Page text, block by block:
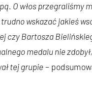
O włos przegraliśmy
wskazać jakieś
czy Bartosza
medalu nie
tej grupie–